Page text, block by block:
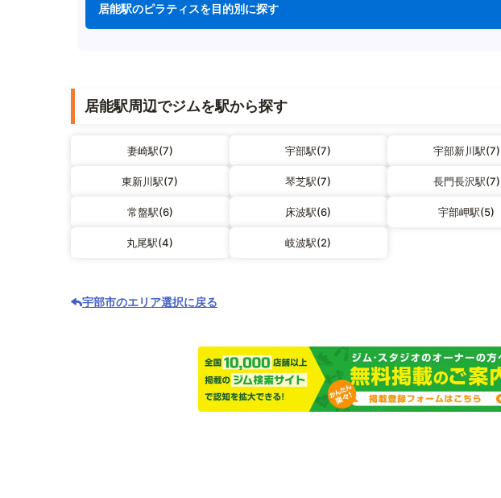
居能駅のピラティスを目的別に探す
居能駅周辺でジムを駅から探す
妻崎駅(7) 宇部駅(7) 宇部新川駅(7)
東新川駅(7) 琴芝駅(7) 長門長沢駅(7)
常盤駅(6) 床波駅(6) 宇部岬駅(5)
丸尾駅(4) 岐波駅(2)
宇部市のエリア選択に戻る